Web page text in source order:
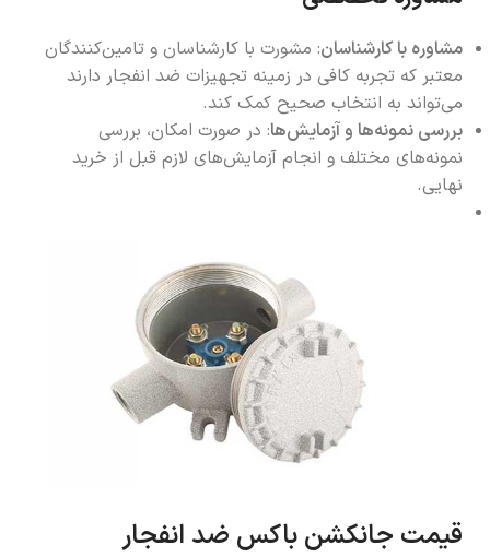
مشاوره با کارشناسان: مشورت با کارشناسان و تامین‌کنندگان
معتبر که تجربه کافی در زمینه تجهیزات ضد انفجار دارند
می‌تواند به انتخاب صحیح کمک کند.
بررسی نمونه‌ها و آزمایش‌ها: در صورت امکان، بررسی
نمونه‌های مختلف و انجام آزمایش‌های لازم قبل از خرید
نهایی.
قیمت جانکشن باکس ضد انفجار